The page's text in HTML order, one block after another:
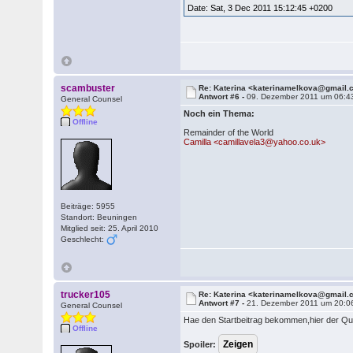
Date: Sat, 3 Dec 2011 15:12:45 +0200
scambuster
General Counsel
Offline
Beiträge: 5955
Standort: Beuningen
Mitglied seit: 25. April 2010
Geschlecht:
Re: Katerina
Antwort #6 -09. Dezember 2011 um
Noch ein Thema:
Remainder of the World
Camilla <camillavela3@yahoo.co.uk>
trucker105
General Counsel
Offline
Re: Katerina
Antwort #7 -21. Dezember 2011 um
Hae den Startbeitrag bekommen,hier der
Spoiler: